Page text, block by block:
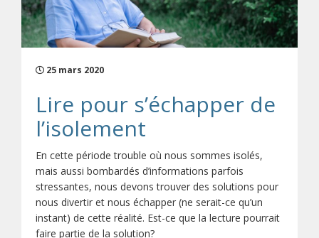
25 mars 2020
Lire pour s’échapper de
l’isolement
En cette période trouble où nous sommes isolés,
mais aussi bombardés d’informations parfois
stressantes, nous devons trouver des solutions pour
nous divertir et nous échapper (ne serait-ce qu’un
instant) de cette réalité. Est-ce que la lecture pourrait
faire partie de la solution?